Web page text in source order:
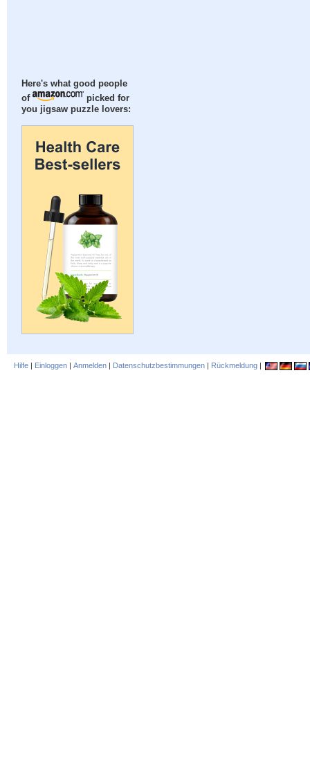
Here's what good people
of
picked for
you jigsaw puzzle lovers:
Hilfe | Einloggen | Anmelden | Datenschutzbestimmungen | Rückmeldung |